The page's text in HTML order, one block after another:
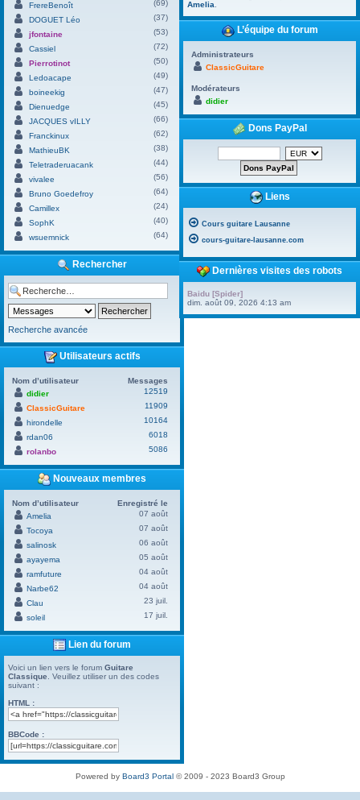
FrereBenoît
(69)
DOGUET Léo
(37)
jfontaine
(53)
Cassiel
(72)
Pierrotinot
(50)
Ledoacape
(49)
boineekig
(47)
Dienuedge
(45)
JACQUES vILLY
(66)
Franckinux
(62)
MathieuBK
(38)
Teletraderuacank
(44)
vivalee
(56)
Bruno Goedefroy
(64)
Camillex
(24)
SophK
(40)
wsuemnick
(64)
Rechercher
Recherche avancée
Utilisateurs actifs
Nom d’utilisateur
Messages
didier
12519
ClassicGuitare
11909
hirondelle
10164
rdan06
6018
rolanbo
5086
Nouveaux membres
Nom d’utilisateur
Enregistré le
Amelia
07 août
Tocoya
07 août
salinosk
06 août
ayayema
05 août
ramfuture
04 août
Narbe62
04 août
Clau
23 juil.
soleil
17 juil.
Lien du forum
Voici un lien vers le forum Guitare
Classique . Veuillez utiliser un des codes
suivant :
HTML :
BBCode :
Amelia
L’équipe du forum
Administrateurs
ClassicGuitare
Modérateurs
didier
Dons PayPal
Liens
Cours guitare Lausanne
cours-guitare-lausanne.com
Dernières visites des robots
Baidu [Spider]
dim. août 09, 2026 4:13 am
Powered by Board3 Portal© 2009 - 2023 Board3 Group